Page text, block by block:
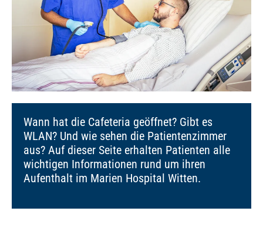
Wann hat die Cafeteria geöffnet? Gibt es
WLAN? Und wie sehen die Patientenzimmer
aus? Auf dieser Seite erhalten Patienten alle
wichtigen Informationen rund um ihren
Aufenthalt im Marien Hospital Witten.